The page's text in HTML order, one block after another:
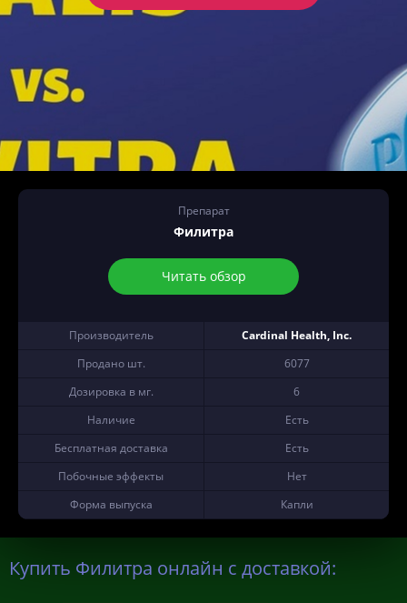
Препарат
Филитра
Читать обзор
Производитель
Cardinal Health, Inc.
Продано шт.
6077
Дозировка в мг.
6
Наличие
Есть
Бесплатная доставка
Есть
Побочные эффекты
Нет
Форма выпуска
Капли
Купить Филитра онлайн с доставкой: